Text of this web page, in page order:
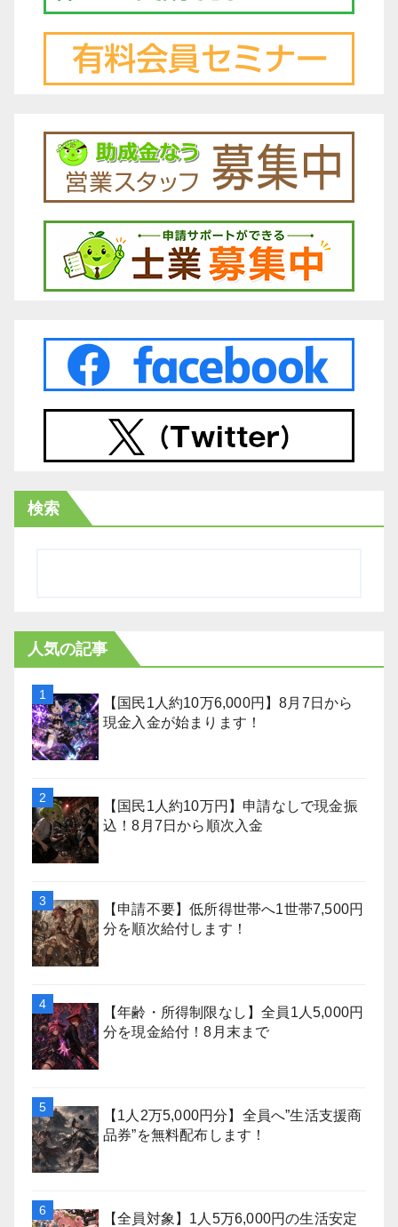
検索
人気の記事
【国民1人約10万6,000円】8月7日から
現金入金が始まります！
【国民1人約10万円】申請なしで現金振
込！8月7日から順次入金
【申請不要】低所得世帯へ1世帯7,500円
分を順次給付します！
【年齢・所得制限なし】全員1人5,000円
分を現金給付！8月末まで
【1人2万5,000円分】全員へ”生活支援商
品券”を無料配布します！
【全員対象】1人5万6,000円の生活安定